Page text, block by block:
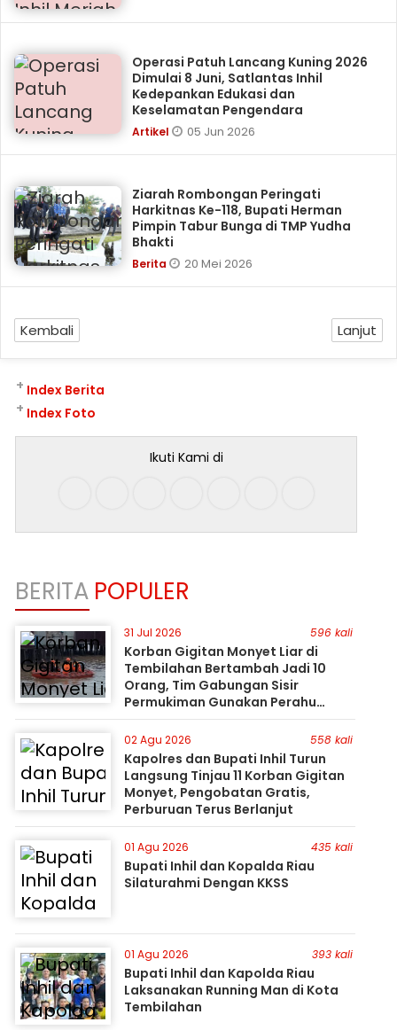
Operasi Patuh Lancang Kuning 2026
Dimulai 8 Juni, Satlantas Inhil
Kedepankan Edukasi dan
Keselamatan Pengendara
Artikel 05 Jun 2026
Ziarah Rombongan Peringati
Harkitnas Ke-118, Bupati Herman
Pimpin Tabur Bunga di TMP Yudha
Bhakti
Berita 20 Mei 2026
Kembali Lanjut
Index Berita
+
Index Foto
+
Ikuti Kami di
BERITA POPULER
31 Jul 2026 596 kali
Korban Gigitan Monyet Liar di
Tembilahan Bertambah Jadi 10
Orang, Tim Gabungan Sisir
Permukiman Gunakan Perahu
Karet
02 Agu 2026 558 kali
Kapolres dan Bupati Inhil Turun
Langsung Tinjau 11 Korban Gigitan
Monyet, Pengobatan Gratis,
Perburuan Terus Berlanjut
01 Agu 2026 435 kali
Bupati Inhil dan Kopalda Riau
Silaturahmi Dengan KKSS
01 Agu 2026 393 kali
Bupati Inhil dan Kapolda Riau
Laksanakan Running Man di Kota
Tembilahan